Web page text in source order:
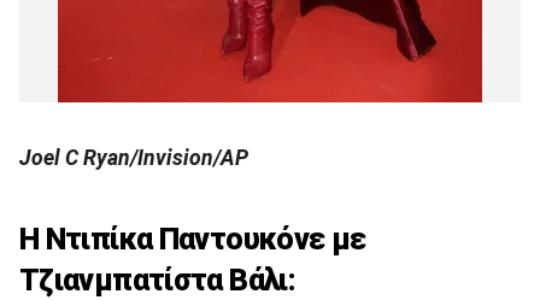
Joel C Ryan/Invision/AP
Η Ντιπίκα Παντουκόνε με
Τζιανμπατίστα Βάλι: